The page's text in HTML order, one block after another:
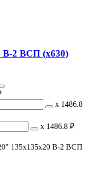
В-2 ВСП (х630)
х 1486.8
х 1486.8 ₽
135х135х20 В-2 ВСП